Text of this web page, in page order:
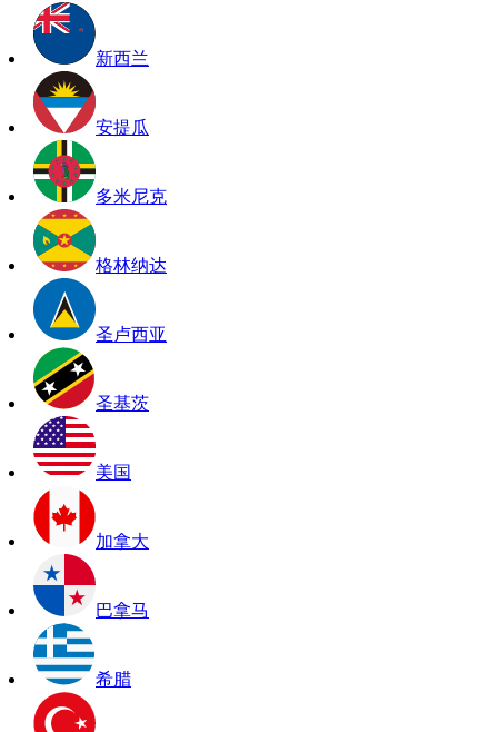
新西兰
安提瓜
多米尼克
格林纳达
圣卢西亚
圣基茨
美国
加拿大
巴拿马
希腊